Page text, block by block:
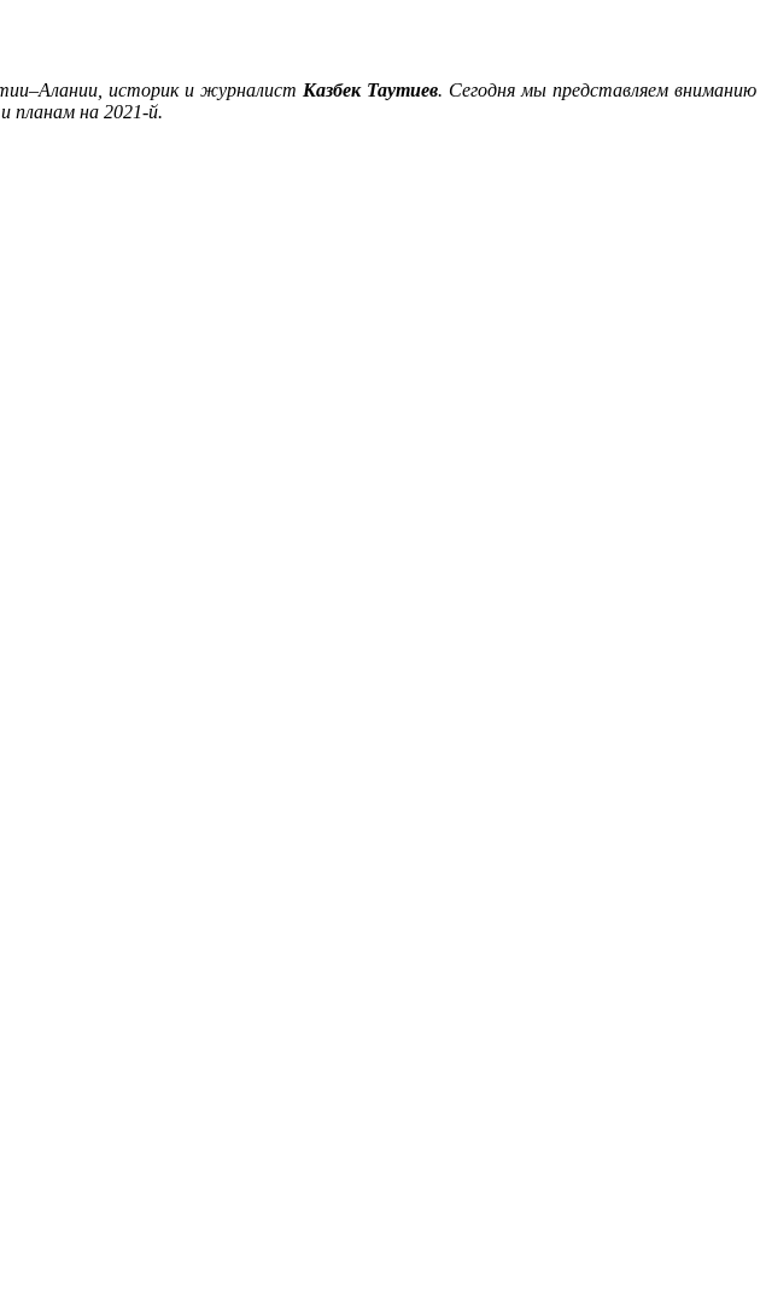
историк и журналист Казбек Таутиев. Сегодня мы представляем вниманию
планам на 2021-й.